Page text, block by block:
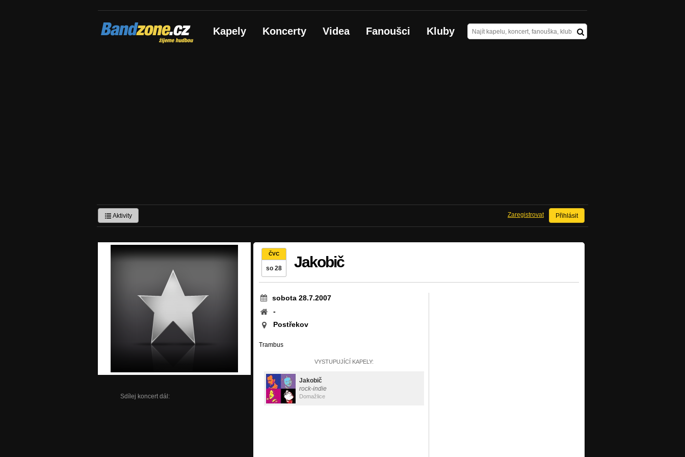
Bandzone.cz
žijeme hudbou Kapely Koncerty Videa Fanoušci Kluby
Aktivity Přihlásit
Zaregistrovat
Sdílej koncert dál:
ČVC
so 28 Jakobič
sobota 28.7.2007
-
Postřekov
Trambus
VYSTUPUJÍCÍ KAPELY:
Jakobič
rock-indie
Domažlice